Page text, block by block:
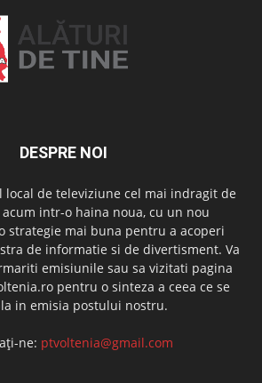
DESPRE NOI
local de televiziune cel mai indragit de
intr-o haina noua, cu un nou
strategie mai buna pentru a acoperi
de informatie si de divertisment. Va
emisiunile sau sa vizitati pagina
pentru o sinteza a ceea ce se
in emisia postului nostru.
ne: ptvoltenia@gmail.com